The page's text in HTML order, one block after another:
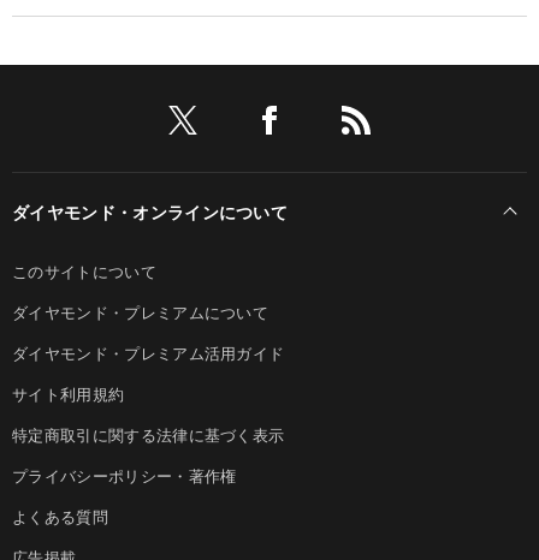
ダイヤモンド・オンラインについて
このサイトについて
ダイヤモンド・プレミアムについて
ダイヤモンド・プレミアム活用ガイド
サイト利用規約
特定商取引に関する法律に基づく表示
プライバシーポリシー・著作権
よくある質問